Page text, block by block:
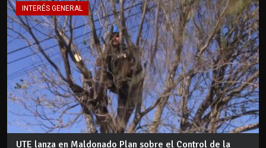
INTERÉS GENERAL
UTE lanza en Maldonado Plan sobre el Control de la